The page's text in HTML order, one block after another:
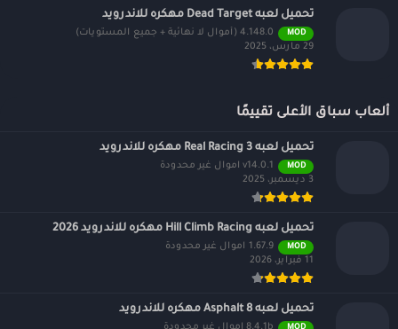
تحميل لعبه Dead Target مهكره للاندرويد
MOD
4.148.0 (أموال لا نهائية + جميع المستويات)
29 مارس، 2025
ألعاب سباق الأعلى تقييمًا
تحميل لعبه Real Racing 3 مهكره للاندرويد
MOD
v14.0.1 اموال غير محدودة
3 ديسمبر، 2025
تحميل لعبه Hill Climb Racing مهكره للاندرويد 2026
MOD
1.67.9 اموال غير محدودة
11 فبراير، 2026
تحميل لعبه Asphalt 8 مهكره للاندرويد